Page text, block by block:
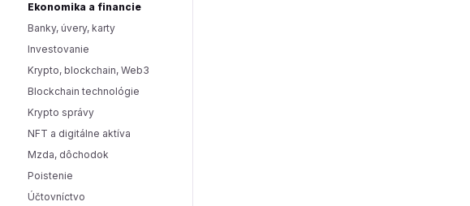
Ekonomika a financie
Banky, úvery, karty
Investovanie
Krypto, blockchain, Web3
Blockchain technológie
Krypto správy
NFT a digitálne aktíva
Mzda, dôchodok
Poistenie
Účtovníctvo